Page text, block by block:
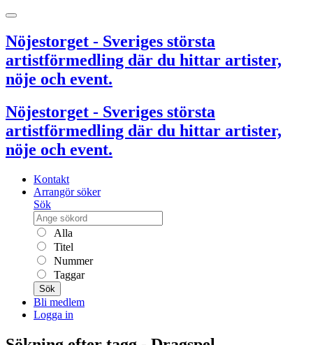
Nöjestorget - Sveriges största
artistförmedling där du hittar artister,
nöje och event.
Nöjestorget - Sveriges största
artistförmedling där du hittar artister,
nöje och event.
Kontakt
Arrangör söker
Sök
Alla
Titel
Nummer
Taggar
Sök
Bli medlem
Logga in